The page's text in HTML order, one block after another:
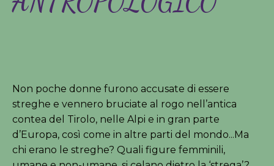
Non poche donne furono accusate di essere
streghe e vennero bruciate al rogo nell’antica
contea del Tirolo, nelle Alpi e in gran parte
d’Europa, così come in altre parti del mondo...Ma
chi erano le streghe? Quali figure femminili,